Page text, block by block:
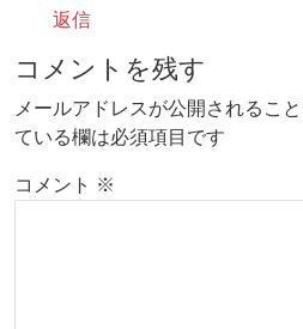
返信
コメントを残す
メールアドレスが公開されること
ている欄は必須項目です
コメント ※